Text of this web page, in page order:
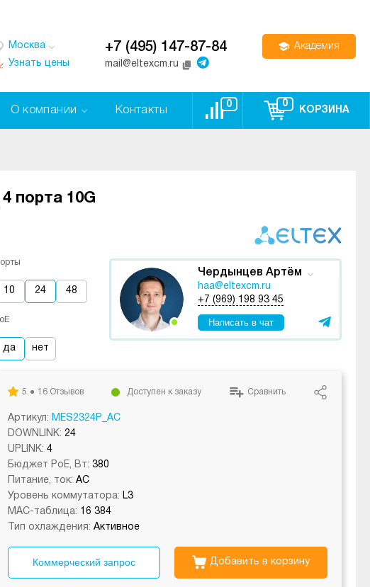
Москва
Узнать цены
+7 (495) 147-87-84
mail@eltexcm.ru
Академия
О компании Контакты
0 0
КОРЗИНА
порта 10G
10 24 48
да нет
Чердынцев Артём
haa@eltexcm.ru
+7 (969) 198 93 45
Написать в чат
5 16 Отзывов Доступен к заказу Сравнить
Артикул: MES2324P_AC
DOWNLINK: 24
UPLINK: 4
Бюджет PoE, Вт: 380
Питание, ток: AC
Уровень коммутатора: L3
MAC-таблица: 16 384
Тип охлаждения: Активное
Коммерческий запрос Добавить в корзину